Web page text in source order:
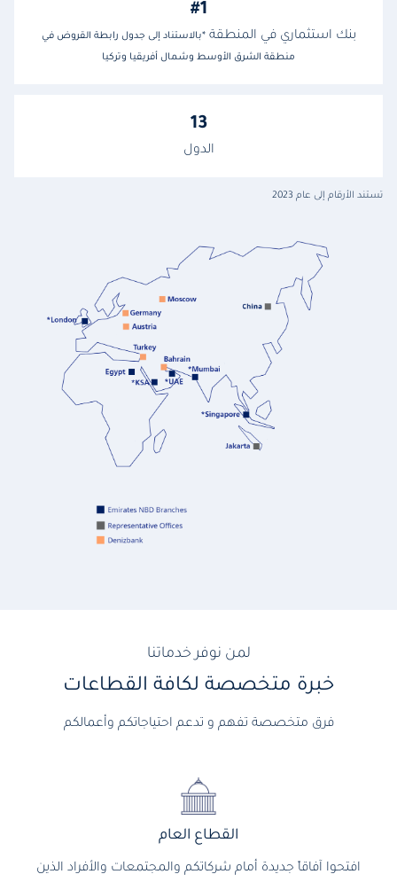
#1
بنك استثماري في المنطقة*بالاستناد إلى جدول رابطة القروض في
منطقة الشرق الأوسط وشمال أفريقيا وتركيا
13
الدول
تستند الأرقام إلى عام 2023
لمن نوفر خدماتنا
خبرة متخصصة لكافة القطاعات
فرق متخصصة تفهم و تدعم احتياجاتكم وأعمالكم
القطاع العام
افتحوا آفاقاً جديدة أمام شركاتكم والمجتمعات والأفراد الذين